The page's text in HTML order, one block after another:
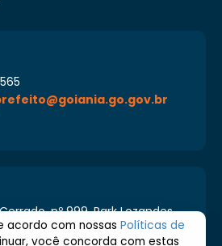
nº 999, Park Lozandes,
CEP: 74884-092
de 8h às 17h
acordo com nossas Políticas de
você concorda com estas